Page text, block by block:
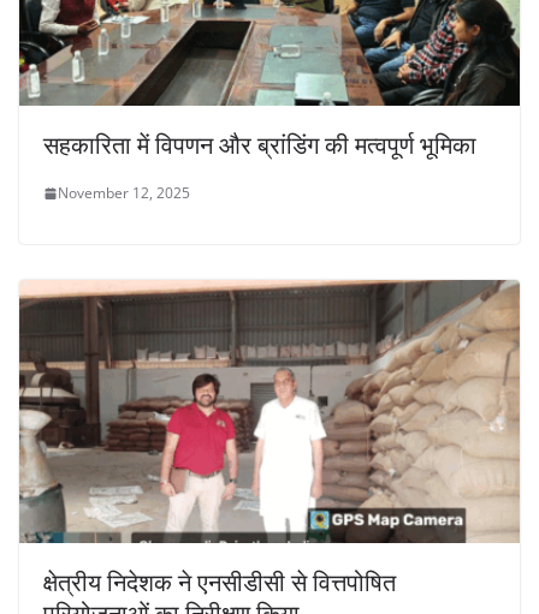
सहकारिता में विपणन और ब्रांडिंग की मत्वपूर्ण भूमिका
November 12, 2025
क्षेत्रीय निदेशक ने एनसीडीसी से वित्तपोषित